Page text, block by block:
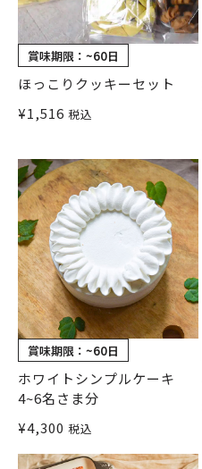
賞味期限： ~60日
ほっこりクッキーセット
¥1,516 税込
賞味期限： ~60日
ホワイトシンプルケーキ
4~6名さま分
¥4,300 税込